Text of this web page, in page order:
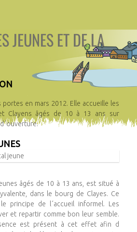
JEUNES ET DE LA
portes en mars 2012. Elle accueille les
Clayens âgés de 10 à 13 ans sur
âgés de 10 à 13 ans, est situé à
dans le bourg de Clayes. Ce
principe de l´accueil informel. Les
et repartir comme bon leur semble.
est présent à cet effet afin d